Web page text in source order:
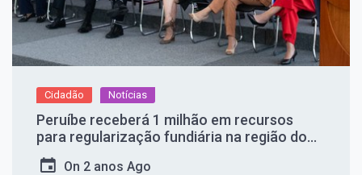
Cidadão Notícias
Peruíbe receberá 1 milhão em recursos
para regularização fundiária na região do
Caraguava
On 2 anos Ago